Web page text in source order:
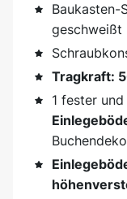
Baukasten-
geschweißt
Tragkraft:
1 fester und